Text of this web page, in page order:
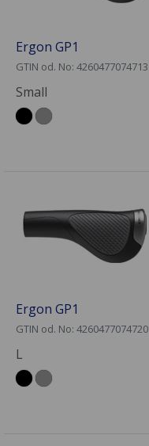
Ergon GP1
GTIN od. No: 4260477074713
Small
Ergon GP1
GTIN od. No: 4260477074720
L